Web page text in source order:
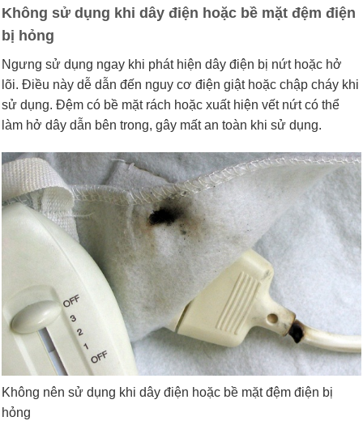
Không sử dụng khi dây điện hoặc bề mặt đệm điện
bị hỏng
Ngưng sử dụng ngay khi phát hiện dây điện bị nứt hoặc hở
lõi. Điều này dễ dẫn đến nguy cơ điện giật hoặc chập cháy khi
sử dụng. Đệm có bề mặt rách hoặc xuất hiện vết nứt có thể
làm hở dây dẫn bên trong, gây mất an toàn khi sử dụng.
Không nên sử dụng khi dây điện hoặc bề mặt đệm điện bị
hỏng